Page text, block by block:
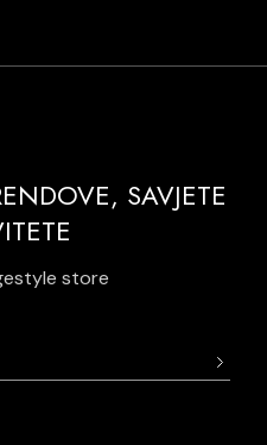
SAVJETE
store